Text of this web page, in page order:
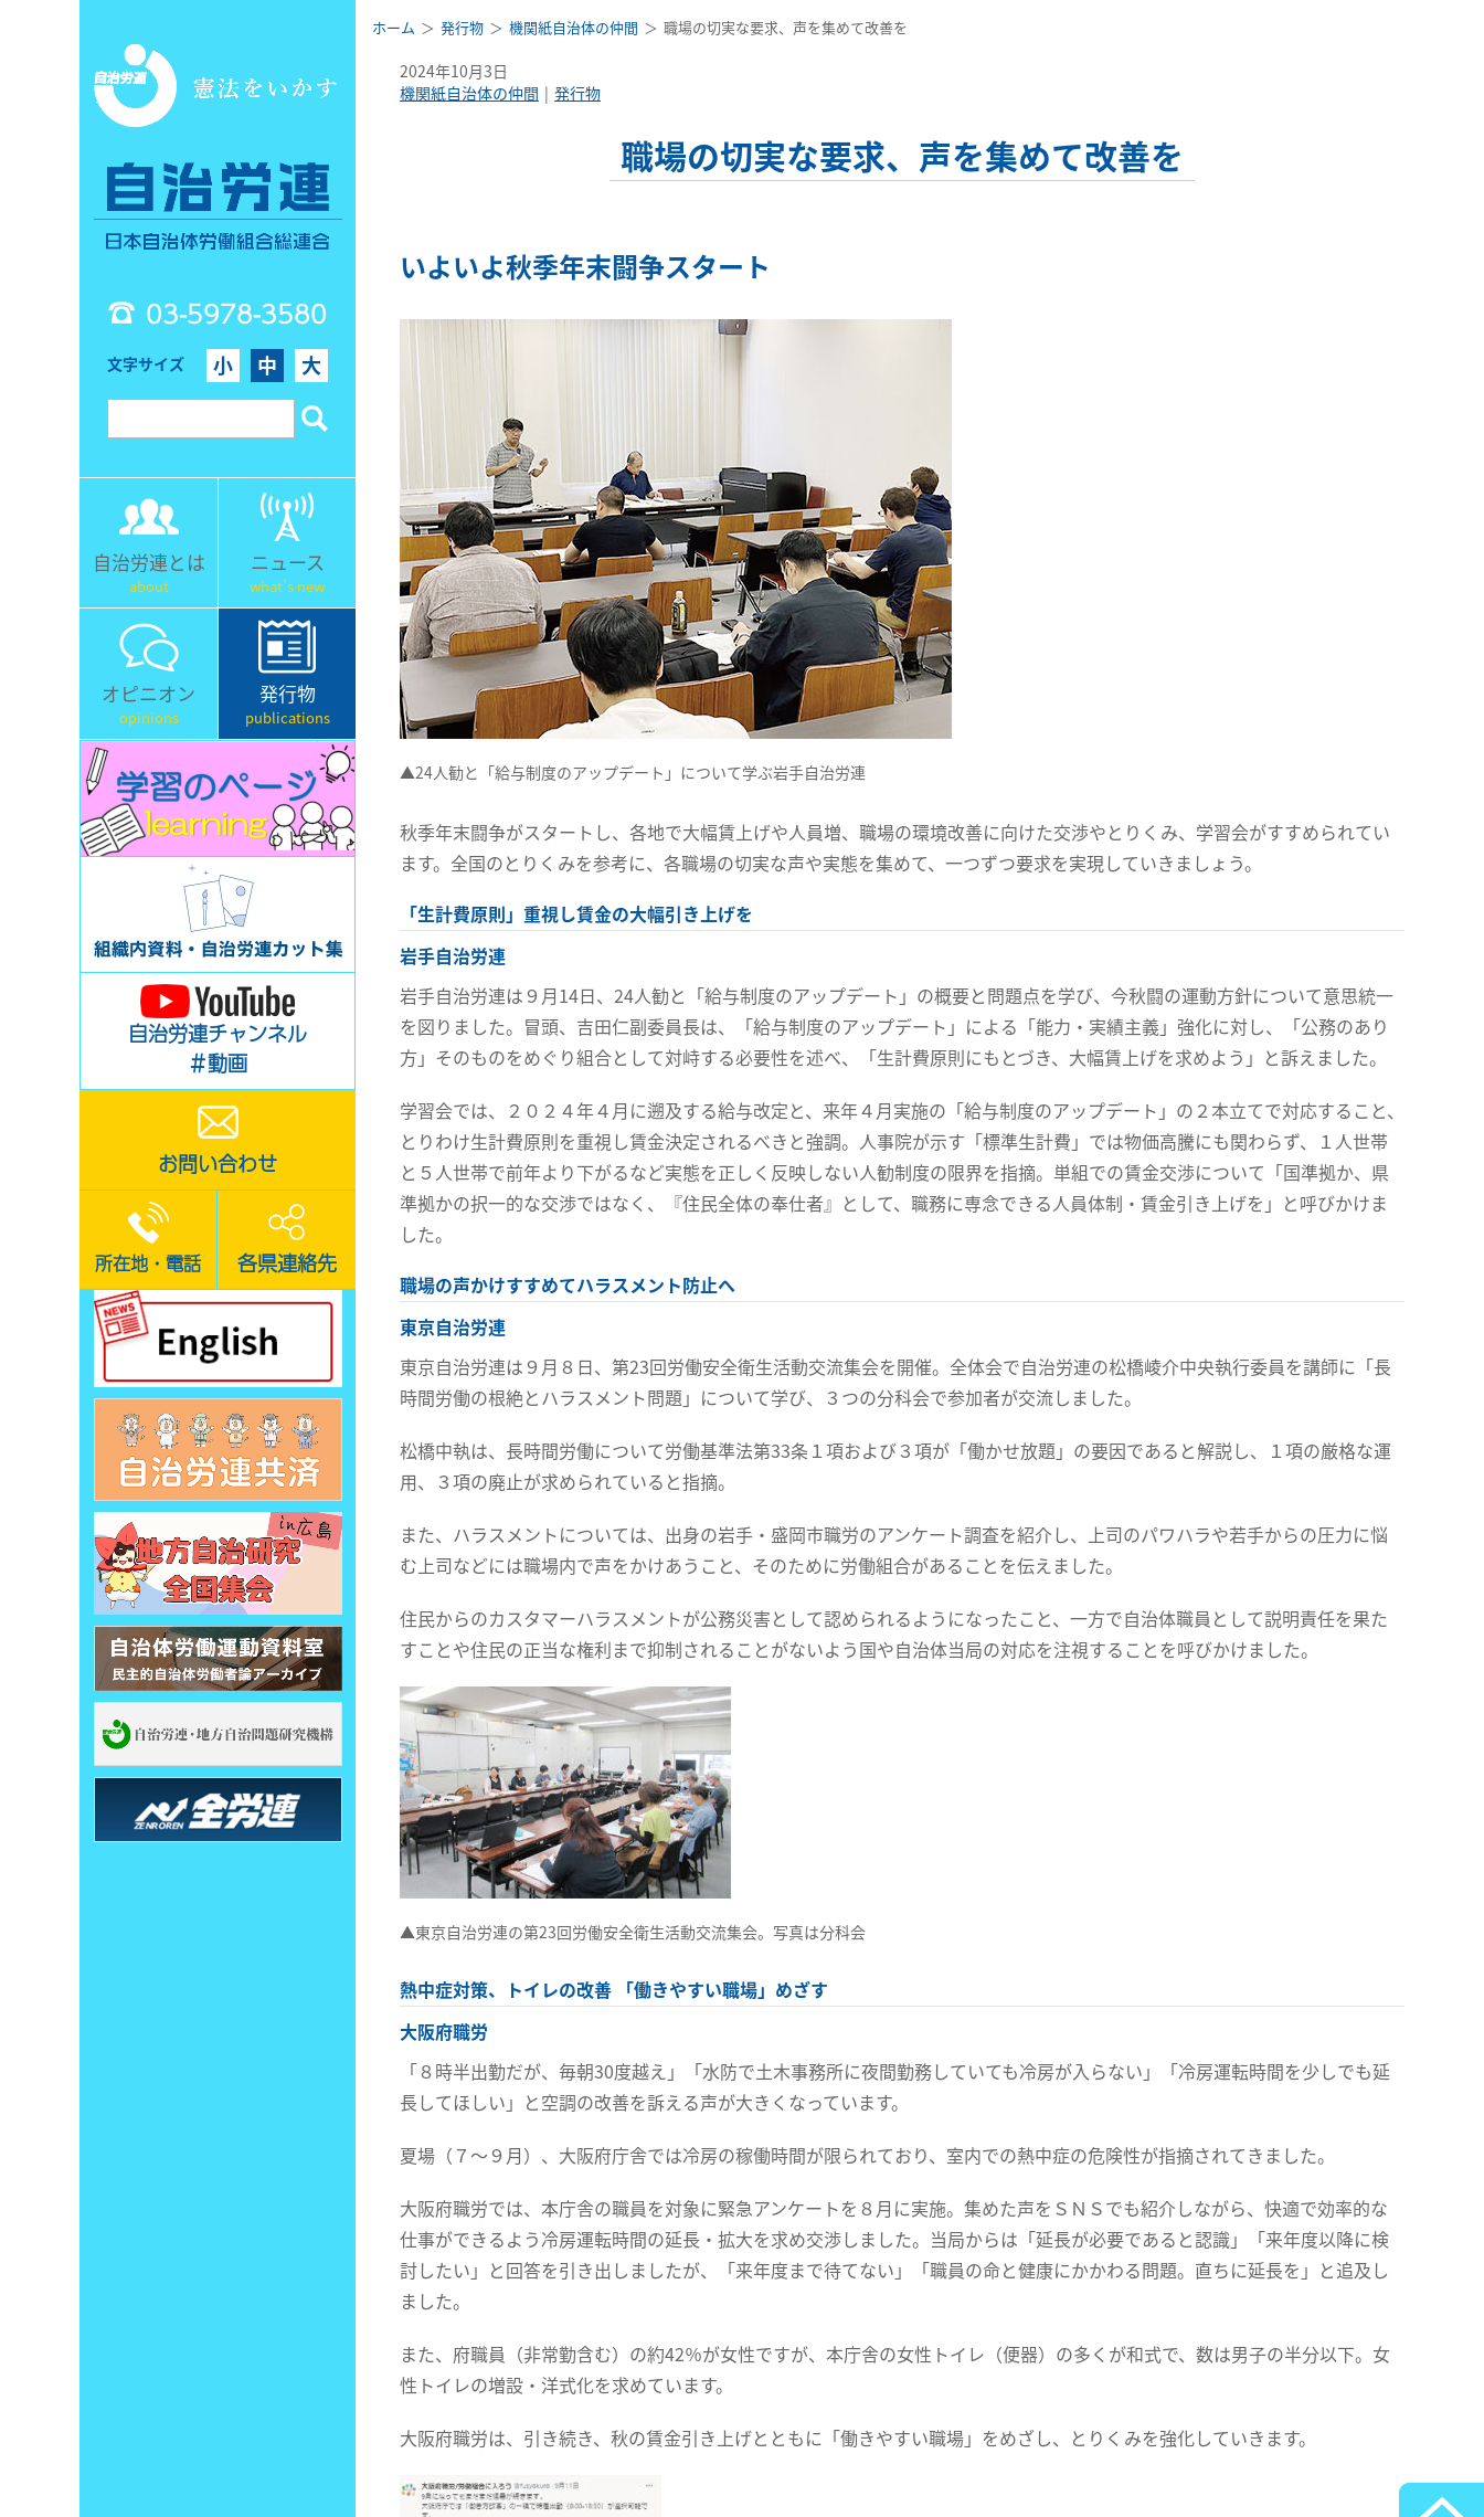
03-5978-3580
文字サイズ 小 中 大
自治労連とは
about
ニュース
what's new
オピニオン
opinions
発行物
publications
自治労連チャンネル
＃動画
お問い合わせ
所在地・電話 各県連絡先
ホーム 発行物 機関紙自治体の仲間 職場の切実な要求、声を集めて改善を
2024年10月3日
機関紙自治体の仲間
発行物
職場の切実な要求、声を集めて改善を
いよいよ秋季年末闘争スタート
▲24人勧と「給与制度のアップデート」について学ぶ岩手自治労連
秋季年末闘争がスタートし、各地で大幅賃上げや人員増、職場の環境改善に向けた交渉やとりくみ、学習会がすすめられてい
ます。全国のとりくみを参考に、各職場の切実な声や実態を集めて、一つずつ要求を実現していきましょう。
「生計費原則」重視し賃金の大幅引き上げを
岩手自治労連
岩手自治労連は９月14日、24人勧と「給与制度のアップデート」の概要と問題点を学び、今秋闘の運動方針について意思統一
を図りました。冒頭、吉田仁副委員長は、「給与制度のアップデート」による「能力・実績主義」強化に対し、「公務のあり
方」そのものをめぐり組合として対峙する必要性を述べ、「生計費原則にもとづき、大幅賃上げを求めよう」と訴えました。
学習会では、２０２４年４月に遡及する給与改定と、来年４月実施の「給与制度のアップデート」の２本立てで対応すること、
とりわけ生計費原則を重視し賃金決定されるべきと強調。人事院が示す「標準生計費」では物価高騰にも関わらず、１人世帯
と５人世帯で前年より下がるなど実態を正しく反映しない人勧制度の限界を指摘。単組での賃金交渉について「国準拠か、県
準拠かの択一的な交渉ではなく、『住民全体の奉仕者』として、職務に専念できる人員体制・賃金引き上げを」と呼びかけま
した。
職場の声かけすすめてハラスメント防止へ
東京自治労連
東京自治労連は９月８日、第23回労働安全衛生活動交流集会を開催。全体会で自治労連の松橋崚介中央執行委員を講師に「長
時間労働の根絶とハラスメント問題」について学び、３つの分科会で参加者が交流しました。
松橋中執は、長時間労働について労働基準法第33条１項および３項が「働かせ放題」の要因であると解説し、１項の厳格な運
用、３項の廃止が求められていると指摘。
また、ハラスメントについては、出身の岩手・盛岡市職労のアンケート調査を紹介し、上司のパワハラや若手からの圧力に悩
む上司などには職場内で声をかけあうこと、そのために労働組合があることを伝えました。
住民からのカスタマーハラスメントが公務災害として認められるようになったこと、一方で自治体職員として説明責任を果た
すことや住民の正当な権利まで抑制されることがないよう国や自治体当局の対応を注視することを呼びかけました。
▲東京自治労連の第23回労働安全衛生活動交流集会。写真は分科会
熱中症対策、トイレの改善 「働きやすい職場」めざす
大阪府職労
「８時半出勤だが、毎朝30度越え」「水防で土木事務所に夜間勤務していても冷房が入らない」「冷房運転時間を少しでも延
長してほしい」と空調の改善を訴える声が大きくなっています。
夏場（７～９月）、大阪府庁舎では冷房の稼働時間が限られており、室内での熱中症の危険性が指摘されてきました。
大阪府職労では、本庁舎の職員を対象に緊急アンケートを８月に実施。集めた声をＳＮＳでも紹介しながら、快適で効率的な
仕事ができるよう冷房運転時間の延長・拡大を求め交渉しました。当局からは「延長が必要であると認識」「来年度以降に検
討したい」と回答を引き出しましたが、「来年度まで待てない」「職員の命と健康にかかわる問題。直ちに延長を」と追及し
ました。
また、府職員（非常勤含む）の約42％が女性ですが、本庁舎の女性トイレ（便器）の多くが和式で、数は男子の半分以下。女
性トイレの増設・洋式化を求めています。
大阪府職労は、引き続き、秋の賃金引き上げとともに「働きやすい職場」をめざし、とりくみを強化していきます。